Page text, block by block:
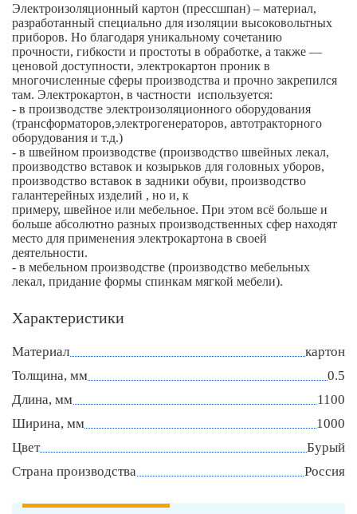
Электроизоляционный картон (прессшпан) – материал,
разработанный специально для изоляции высоковольтных
приборов. Но благодаря уникальному сочетанию
прочности, гибкости и простоты в обработке, а также —
ценовой доступности, электрокартон проник в
многочисленные сферы производства и прочно закрепился
там. Электрокартон, в частности используется:
- в производстве электроизоляционного оборудования
(трансформаторов,электрогенераторов, автотракторного
оборудования и т.д.)
- в швейном производстве (производство швейных лекал,
производство вставок и козырьков для головных уборов,
производство вставок в задники обуви, производство
галантерейных изделий , но и, к
примеру, швейное или мебельное. При этом всё больше и
больше абсолютно разных производственных сфер находят
место для применения электрокартона в своей
деятельности.
- в мебельном производстве (производство мебельных
лекал, придание формы спинкам мягкой мебели).
Характеристики
Материал
картон
Толщина, мм
0.5
Длина, мм
1100
Ширина, мм
1000
Цвет
Бурый
Страна производства
Россия